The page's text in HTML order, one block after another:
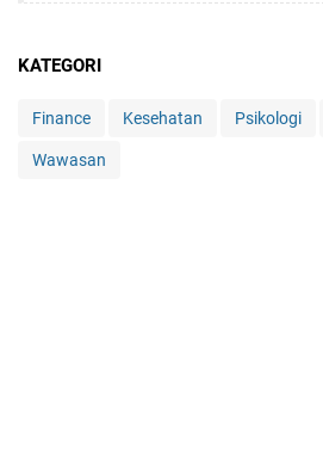
KATEGORI
Finance Kesehatan Psikologi
Wawasan